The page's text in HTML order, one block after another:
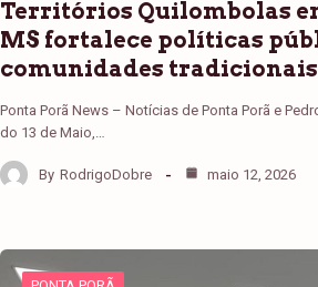
Territórios Quilombolas
MS fortalece políticas
comunidades tradicionais
Ponta Porã News – Notícias de Ponta Porã e
do 13 de Maio,…
By RodrigoDobre maio 12, 2026